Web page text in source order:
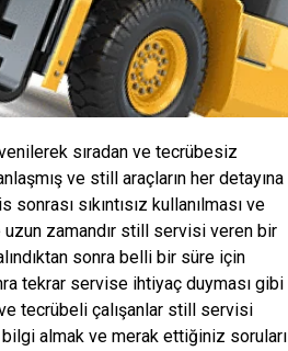
sıradan ve tecrübesiz
ve still araçların her detayına
sıkıntısız kullanılması ve
zamandır still servisi veren bir
sonra belli bir süre için
tekrar servise ihtiyaç duyması gibi
tecrübeli çalışanlar still servisi
almak ve merak ettiğiniz soruları